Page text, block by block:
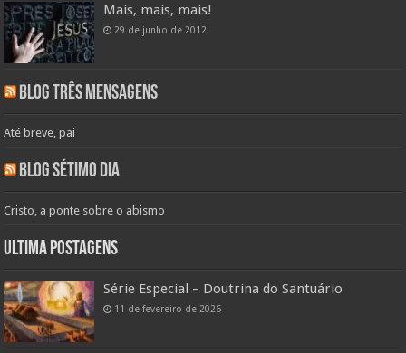
Mais, mais, mais!
29 de junho de 2012
Blog Três Mensagens
Até breve, pai
Blog Sétimo Dia
Cristo, a ponte sobre o abismo
Ultima Postagens
Série Especial – Doutrina do Santuário
11 de fevereiro de 2026